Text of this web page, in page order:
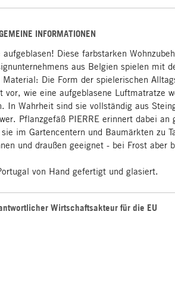
INFORMATIONEN
aufgeblasen! Diese farbstarken
aus Belgien spielen mit
Material: Die Form der spielerischen
vor, wie eine aufgeblasene Luftmatratze
In Wahrheit sind sie vollständig aus
Pflanzgefäß PIERRE erinnert dabei an
im Gartencentern und Baumärkten zu
und draußen geeignet - bei Frost aber
von Hand gefertigt und glasiert.
Wirtschaftsakteur für die EU